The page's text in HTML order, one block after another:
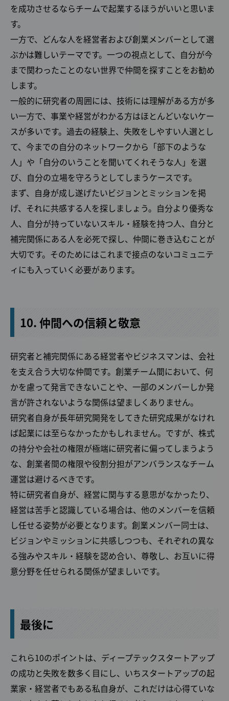
を成功させるならチームで起業するほうがいいと思いま
す。
一方で、どんな人を経営者および創業メンバーとして選
ぶかは難しいテーマです。一つの視点として、自分が今
まで関わったことのない世界で仲間を探すことをお勧め
します。
一般的に研究者の周囲には、技術には理解がある方が多
い一方で、事業や経営がわかる方はほとんどいないケー
スが多いです。過去の経験上、失敗をしやすい人選とし
て、今までの自分のネットワークから「部下のような
人」や「自分のいうことを聞いてくれそうな人」を選
び、自分の立場を守ろうとしてしまうケースです。
まず、自身が成し遂げたいビジョンとミッションを掲
げ、それに共感する人を探しましょう。自分より優秀な
人、自分が持っていないスキル・経験を持つ人、自分と
補完関係にある人を必死で探し、仲間に巻き込むことが
大切です。そのためにはこれまで接点のないコミュニテ
ィにも入っていく必要があります。
10. 仲間への信頼と敬意
研究者と補完関係にある経営者やビジネスマンは、会社
を支え合う大切な仲間です。創業チーム間において、何
かを慮って発言できないことや、一部のメンバーしか発
言が許されないような関係は望ましくありません。
研究者自身が長年研究開発をしてきた研究成果がなけれ
ば起業には至らなかったかもしれません。ですが、株式
の持分や会社の権限が極端に研究者に偏ってしまうよう
な、創業者間の権限や役割分担がアンバランスなチーム
運営は避けるべきです。
特に研究者自身が、経営に関与する意思がなかったり、
経営は苦手と認識している場合は、他のメンバーを信頼
し任せる姿勢が必要となります。創業メンバー同士は、
ビジョンやミッションに共感しつつも、それぞれの異な
る強みやスキル・経験を認め合い、尊敬し、お互いに得
意分野を任せられる関係が望ましいです。
最後に
これら10のポイントは、ディープテックスタートアップ
の成功と失敗を数多く目にし、いちスタートアップの起
業家・経営者でもある私自身が、これだけは心得ていな